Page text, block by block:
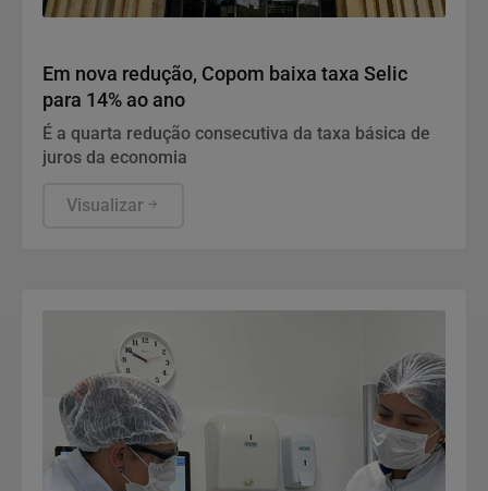
Em nova redução, Copom baixa taxa Selic
para 14% ao ano
É a quarta redução consecutiva da taxa básica de
juros da economia
Visualizar